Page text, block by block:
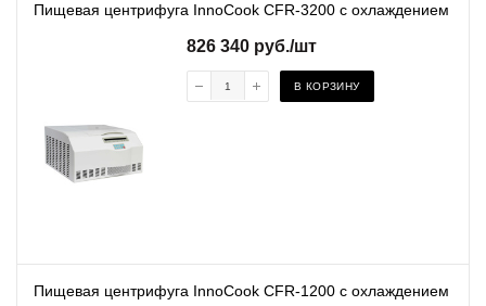
Пищевая центрифуга InnoCook CFR-3200 с охлаждением
826 340 руб./шт
В КОРЗИНУ
Пищевая центрифуга InnoCook CFR-1200 с охлаждением